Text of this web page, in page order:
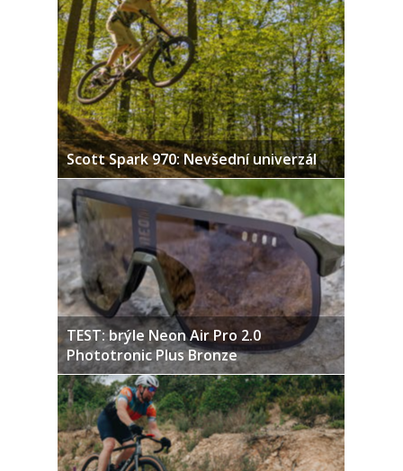
Scott Spark 970: Nevšední univerzál
TEST: brýle Neon Air Pro 2.0
Phototronic Plus Bronze